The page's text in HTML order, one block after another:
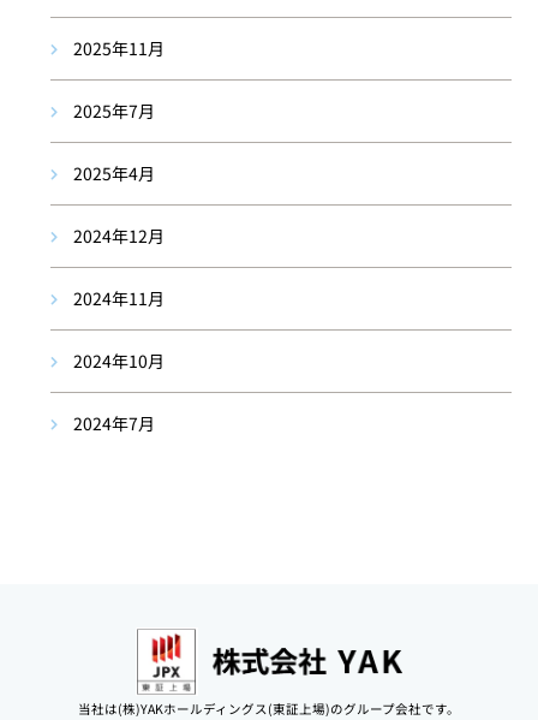
2025年11月
2025年7月
2025年4月
2024年12月
2024年11月
2024年10月
2024年7月
当社は(株)YAKホールディングス(東証上場)のグループ会社です。